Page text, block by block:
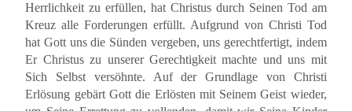
Herrlichkeit zu erfüllen, hat Christus durch Seinen Tod am
Kreuz alle Forderungen erfüllt. Aufgrund von Christi Tod
hat Gott uns die Sünden vergeben, uns gerechtfertigt, indem
Er Christus zu unserer Gerechtigkeit machte und uns mit
Sich Selbst versöhnte. Auf der Grundlage von Christi
Erlösung gebärt Gott die Erlösten mit Seinem Geist wieder,